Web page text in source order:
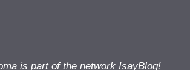
is part of the network IsayBlog!